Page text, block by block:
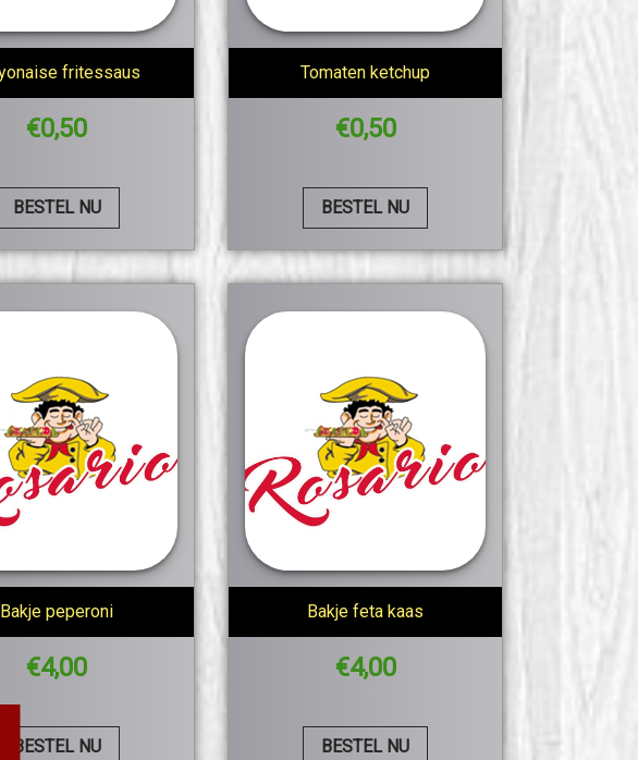
fritessaus
€0,50
BESTEL NU
Tomaten ketchup
€0,50
BESTEL NU
Bakje peperoni
€4,00
BESTEL NU
Bakje feta kaas
€4,00
BESTEL NU